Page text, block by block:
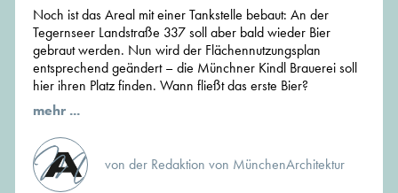
Noch ist das Areal mit einer Tankstelle bebaut: An der
Tegernseer Landstraße 337 soll aber bald wieder Bier
gebraut werden. Nun wird der Flächennutzungsplan
entsprechend geändert – die Münchner Kindl Brauerei soll
hier ihren Platz finden. Wann fließt das erste Bier?
mehr ...
von der Redaktion von MünchenArchitektur